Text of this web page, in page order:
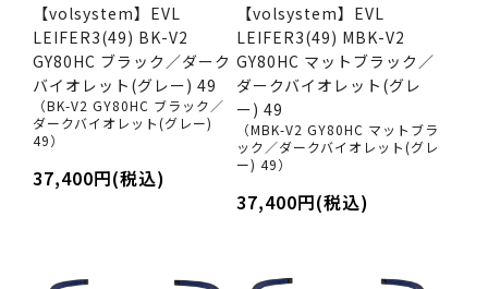
【volsystem】EVL
LEIFER3(49) BK-V2
GY80HC ブラック／ダーク
バイオレット(グレー) 49
（BK-V2 GY80HC ブラック／
ダークバイオレット(グレー)
49）
37,400円(税込)
【volsystem】EVL
LEIFER3(49) MBK-V2
GY80HC マットブラック／
ダークバイオレット(グレ
ー) 49
（MBK-V2 GY80HC マットブラ
ック／ダークバイオレット(グレ
ー) 49）
37,400円(税込)